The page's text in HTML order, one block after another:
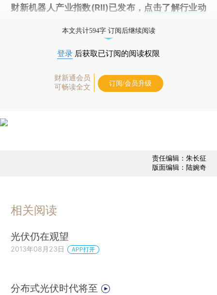
财新机器人产业指数(RII)已发布， 点击了解行业动
本文共计594字 订阅后继续阅读
登录 后获取已订阅的阅读权限
财新通会员
可畅读全文
订阅/会员升级
责任编辑：朱长征
版面编辑：陆婉奇
相关阅读
光伏仍在观望
2013年08月23日 APP打开
分布式光伏时代将至